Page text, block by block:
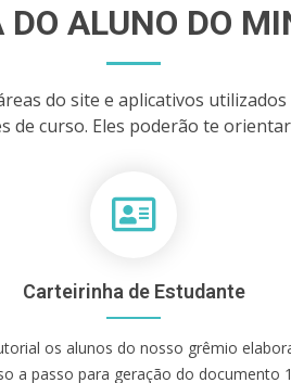
DO ALUNO DO
do site e aplicativos
de curso. Eles poderão te
Carteirinha de Estudante
os alunos do nosso grêmio
a passo para geração do documento